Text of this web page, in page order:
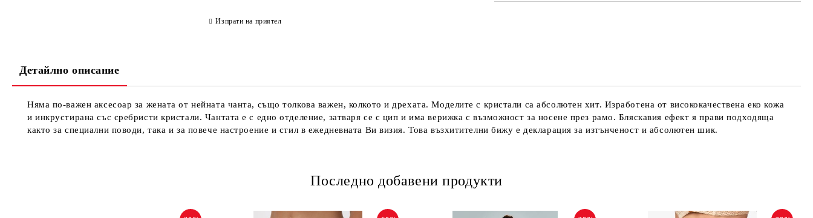
Изпрати на приятел
Детайлно описание
Няма по-важен аксесоар за жената от нейната чанта, също толкова важен, колкото и дрехата. Моделите с кристали са абсолютен хит. Изработена от висококачествена еко кожа
и инкрустирана със сребристи кристали. Чантата е с едно отделение, затваря се с цип и има верижка с възможност за носене през рамо. Бляскавия ефект я прави подходяща
както за специални поводи, така и за повече настроение и стил в ежедневната Ви визия. Това възхитителни бижу е декларация за изтънченост и абсолютен шик.
Последно добавени продукти